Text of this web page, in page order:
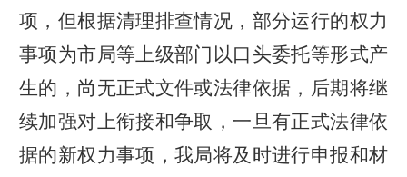
项，但根据清理排查情况，部分运行的权力
事项为市局等上级部门以口头委托等形式产
生的，尚无正式文件或法律依据，后期将继
续加强对上衔接和争取，一旦有正式法律依
据的新权力事项，我局将及时进行申报和材